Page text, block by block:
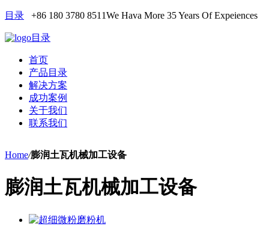
目录 +86 180 3780 8511We Hava More 35 Years Of Expeiences
目录
首页
产品目录
解决方案
成功案例
关于我们
联系我们
Home/膨润土瓦机械加工设备
膨润土瓦机械加工设备